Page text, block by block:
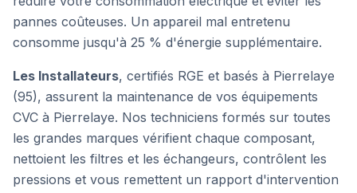
pannes coûteuses. Un appareil mal entretenu
consomme jusqu'à 25 % d'énergie supplémentaire.
Les Installateurs, certifiés RGE et basés à Pierrelaye
(95), assurent la maintenance de vos équipements
CVC à Pierrelaye. Nos techniciens formés sur toutes
les grandes marques vérifient chaque composant,
nettoient les filtres et les échangeurs, contrôlent les
pressions et vous remettent un rapport d'intervention